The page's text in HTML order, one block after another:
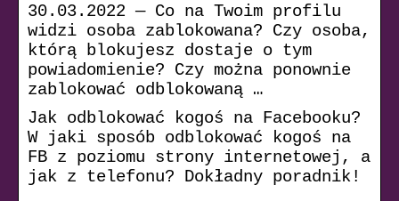
30.03.2022 — Co na Twoim profilu
widzi osoba zablokowana? Czy osoba,
którą blokujesz dostaje o tym
powiadomienie? Czy można ponownie
zablokować odblokowaną …
Jak odblokować kogoś na Facebooku?
W jaki sposób odblokować kogoś na
FB z poziomu strony internetowej, a
jak z telefonu? Dokładny poradnik!